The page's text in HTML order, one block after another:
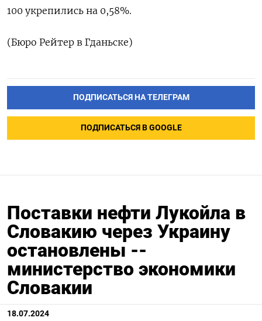
100 укрепились на 0,58%.
(Бюро Рейтер в Гданьске)
ПОДПИСАТЬСЯ НА ТЕЛЕГРАМ
ПОДПИСАТЬСЯ В GOOGLE
Поставки нефти Лукойла в
Словакию через Украину
остановлены --
министерство экономики
Словакии
18.07.2024